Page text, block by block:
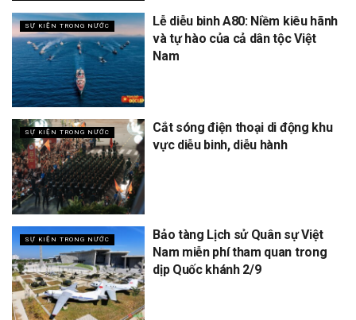
SỰ KIỆN TRONG NƯỚC
Lễ diễu binh A80: Niềm kiêu hãnh
và tự hào của cả dân tộc Việt
Nam
SỰ KIỆN TRONG NƯỚC
Cắt sóng điện thoại di động khu
vực diễu binh, diễu hành
SỰ KIỆN TRONG NƯỚC
Bảo tàng Lịch sử Quân sự Việt
Nam miễn phí tham quan trong
dịp Quốc khánh 2/9